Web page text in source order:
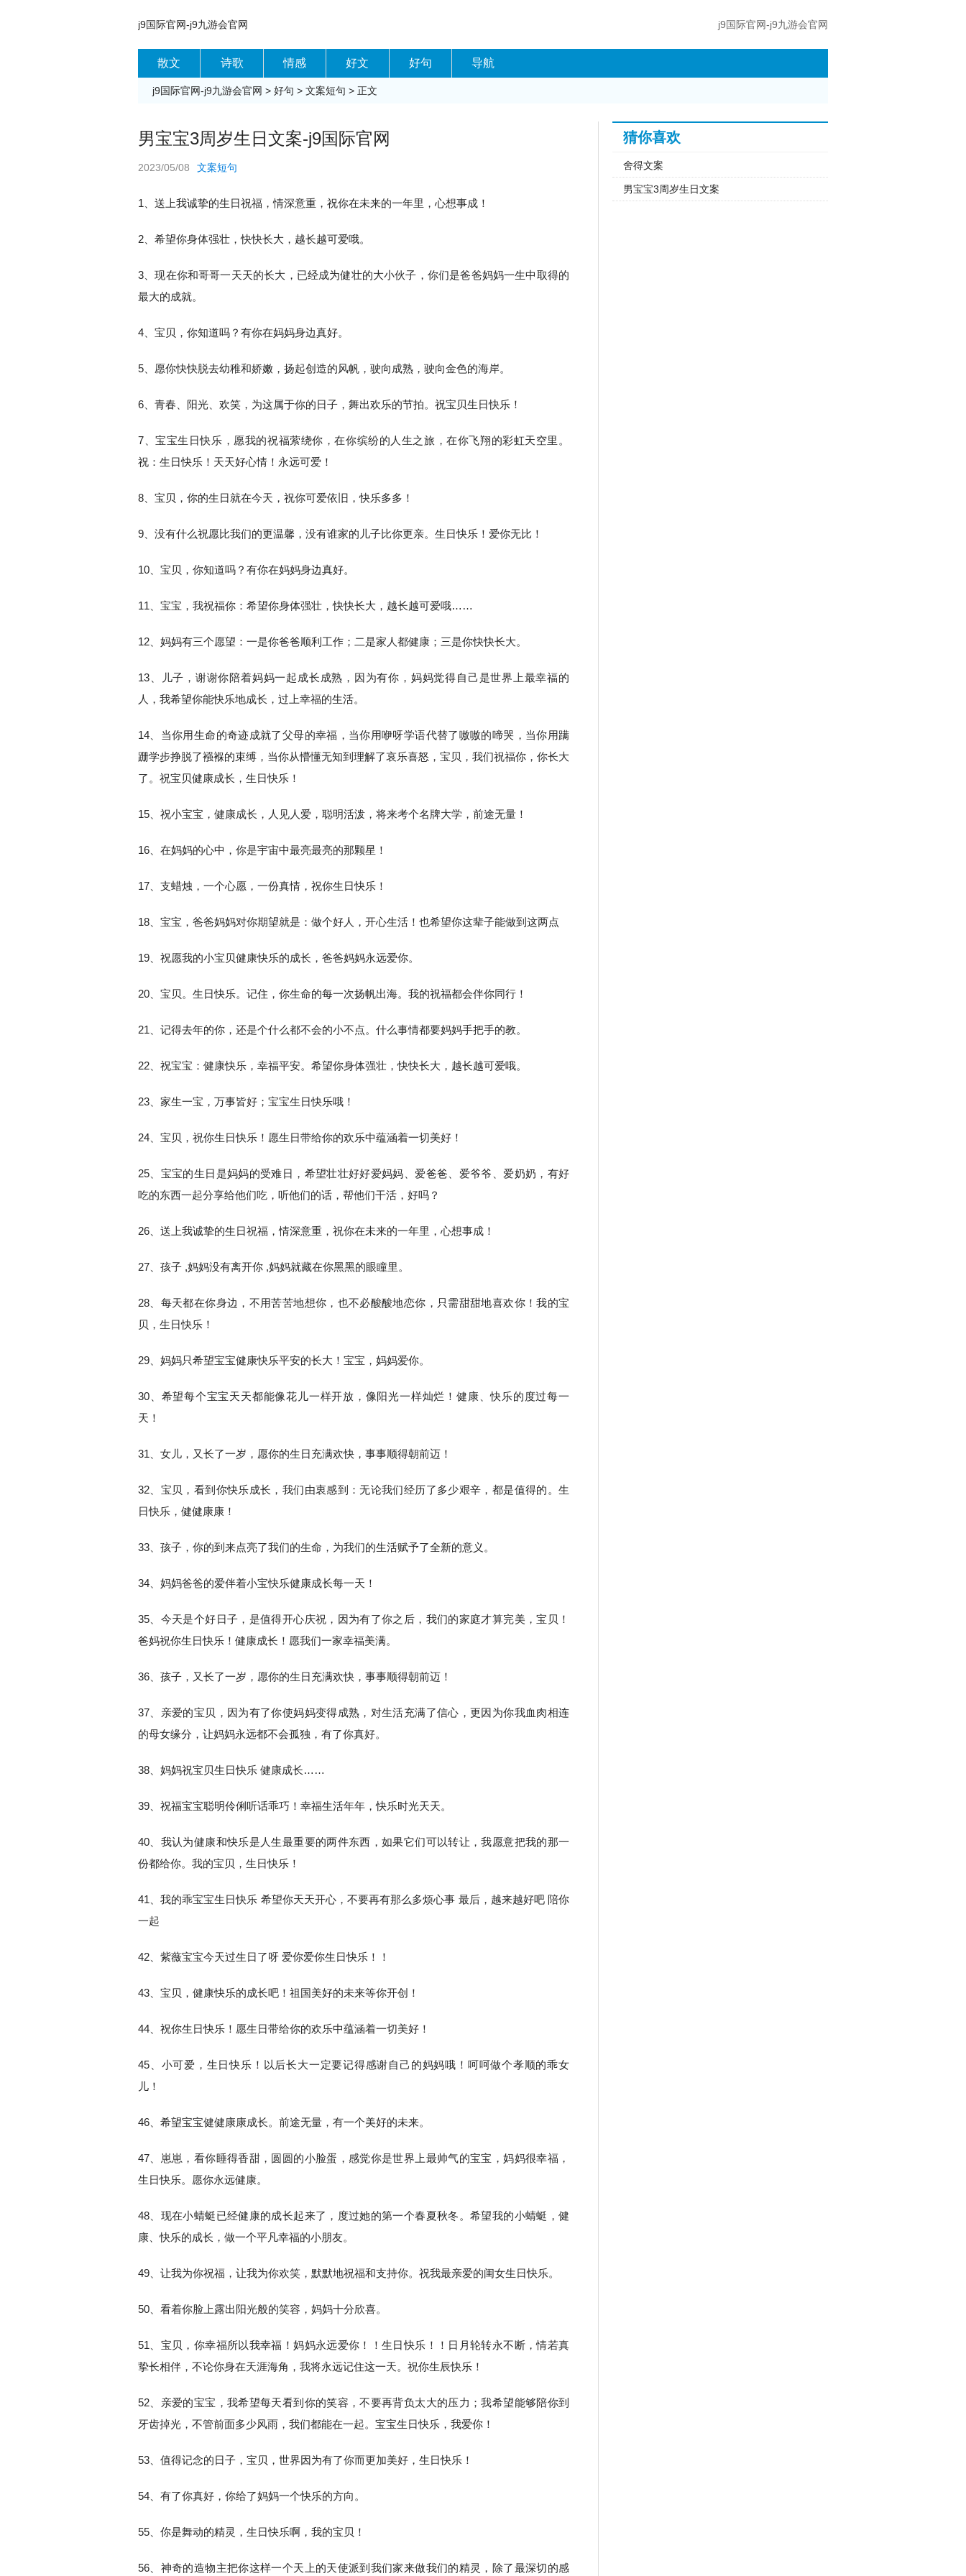
j9国际官网-j9九游会官网 j9国际官网-j9九游会官网
散文 诗歌 情感 好文 好句 导航
j9国际官网-j9九游会官网 > 好句 > 文案短句 > 正文
男宝宝3周岁生日文案-j9国际官网
2023/05/08 文案短句
1、送上我诚挚的生日祝福，情深意重，祝你在未来的一年里，心想事成！
2、希望你身体强壮，快快长大，越长越可爱哦。
3、现在你和哥哥一天天的长大，已经成为健壮的大小伙子，你们是爸爸妈妈一生中取得的
最大的成就。
4、宝贝，你知道吗？有你在妈妈身边真好。
5、愿你快快脱去幼稚和娇嫩，扬起创造的风帆，驶向成熟，驶向金色的海岸。
6、青春、阳光、欢笑，为这属于你的日子，舞出欢乐的节拍。祝宝贝生日快乐！
7、宝宝生日快乐，愿我的祝福萦绕你，在你缤纷的人生之旅，在你飞翔的彩虹天空里。
祝：生日快乐！天天好心情！永远可爱！
8、宝贝，你的生日就在今天，祝你可爱依旧，快乐多多！
9、没有什么祝愿比我们的更温馨，没有谁家的儿子比你更亲。生日快乐！爱你无比！
10、宝贝，你知道吗？有你在妈妈身边真好。
11、宝宝，我祝福你：希望你身体强壮，快快长大，越长越可爱哦……
12、妈妈有三个愿望：一是你爸爸顺利工作；二是家人都健康；三是你快快长大。
13、儿子，谢谢你陪着妈妈一起成长成熟，因为有你，妈妈觉得自己是世界上最幸福的
人，我希望你能快乐地成长，过上幸福的生活。
14、当你用生命的奇迹成就了父母的幸福，当你用咿呀学语代替了嗷嗷的啼哭，当你用蹒
跚学步挣脱了襁褓的束缚，当你从懵懂无知到理解了哀乐喜怒，宝贝，我们祝福你，你长大
了。祝宝贝健康成长，生日快乐！
15、祝小宝宝，健康成长，人见人爱，聪明活泼，将来考个名牌大学，前途无量！
16、在妈妈的心中，你是宇宙中最亮最亮的那颗星！
17、支蜡烛，一个心愿，一份真情，祝你生日快乐！
18、宝宝，爸爸妈妈对你期望就是：做个好人，开心生活！也希望你这辈子能做到这两点
19、祝愿我的小宝贝健康快乐的成长，爸爸妈妈永远爱你。
20、宝贝。生日快乐。记住，你生命的每一次扬帆出海。我的祝福都会伴你同行！
21、记得去年的你，还是个什么都不会的小不点。什么事情都要妈妈手把手的教。
22、祝宝宝：健康快乐，幸福平安。希望你身体强壮，快快长大，越长越可爱哦。
23、家生一宝，万事皆好；宝宝生日快乐哦！
24、宝贝，祝你生日快乐！愿生日带给你的欢乐中蕴涵着一切美好！
25、宝宝的生日是妈妈的受难日，希望壮壮好好爱妈妈、爱爸爸、爱爷爷、爱奶奶，有好
吃的东西一起分享给他们吃，听他们的话，帮他们干活，好吗？
26、送上我诚挚的生日祝福，情深意重，祝你在未来的一年里，心想事成！
27、孩子 ,妈妈没有离开你 ,妈妈就藏在你黑黑的眼瞳里。
28、每天都在你身边，不用苦苦地想你，也不必酸酸地恋你，只需甜甜地喜欢你！我的宝
贝，生日快乐！
29、妈妈只希望宝宝健康快乐平安的长大！宝宝，妈妈爱你。
30、希望每个宝宝天天都能像花儿一样开放，像阳光一样灿烂！健康、快乐的度过每一
天！
31、女儿，又长了一岁，愿你的生日充满欢快，事事顺得朝前迈！
32、宝贝，看到你快乐成长，我们由衷感到：无论我们经历了多少艰辛，都是值得的。生
日快乐，健健康康！
33、孩子，你的到来点亮了我们的生命，为我们的生活赋予了全新的意义。
34、妈妈爸爸的爱伴着小宝快乐健康成长每一天！
35、今天是个好日子，是值得开心庆祝，因为有了你之后，我们的家庭才算完美，宝贝！
爸妈祝你生日快乐！健康成长！愿我们一家幸福美满。
36、孩子，又长了一岁，愿你的生日充满欢快，事事顺得朝前迈！
37、亲爱的宝贝，因为有了你使妈妈变得成熟，对生活充满了信心，更因为你我血肉相连
的母女缘分，让妈妈永远都不会孤独，有了你真好。
38、妈妈祝宝贝生日快乐 健康成长……
39、祝福宝宝聪明伶俐听话乖巧！幸福生活年年，快乐时光天天。
40、我认为健康和快乐是人生最重要的两件东西，如果它们可以转让，我愿意把我的那一
份都给你。我的宝贝，生日快乐！
41、我的乖宝宝生日快乐 希望你天天开心，不要再有那么多烦心事 最后，越来越好吧 陪你
一起
42、紫薇宝宝今天过生日了呀 爱你爱你生日快乐！！
43、宝贝，健康快乐的成长吧！祖国美好的未来等你开创！
44、祝你生日快乐！愿生日带给你的欢乐中蕴涵着一切美好！
45、小可爱，生日快乐！以后长大一定要记得感谢自己的妈妈哦！呵呵做个孝顺的乖女
儿！
46、希望宝宝健健康康成长。前途无量，有一个美好的未来。
47、崽崽，看你睡得香甜，圆圆的小脸蛋，感觉你是世界上最帅气的宝宝，妈妈很幸福，
生日快乐。愿你永远健康。
48、现在小蜻蜓已经健康的成长起来了，度过她的第一个春夏秋冬。希望我的小蜻蜓，健
康、快乐的成长，做一个平凡幸福的小朋友。
49、让我为你祝福，让我为你欢笑，默默地祝福和支持你。祝我最亲爱的闺女生日快乐。
50、看着你脸上露出阳光般的笑容，妈妈十分欣喜。
51、宝贝，你幸福所以我幸福！妈妈永远爱你！！生日快乐！！日月轮转永不断，情若真
挚长相伴，不论你身在天涯海角，我将永远记住这一天。祝你生辰快乐！
52、亲爱的宝宝，我希望每天看到你的笑容，不要再背负太大的压力；我希望能够陪你到
牙齿掉光，不管前面多少风雨，我们都能在一起。宝宝生日快乐，我爱你！
53、值得记念的日子，宝贝，世界因为有了你而更加美好，生日快乐！
54、有了你真好，你给了妈妈一个快乐的方向。
55、你是舞动的精灵，生日快乐啊，我的宝贝！
56、神奇的造物主把你这样一个天上的天使派到我们家来做我们的精灵，除了最深切的感
猜你喜欢
舍得文案
男宝宝3周岁生日文案